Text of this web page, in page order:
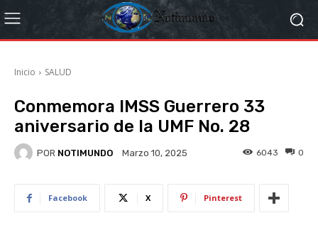
Inicio SALUD
Conmemora IMSS Guerrero 33
aniversario de la UMF No. 28
POR NOTIMUNDO Marzo 10, 2025 0
6043
Facebook X Pinterest